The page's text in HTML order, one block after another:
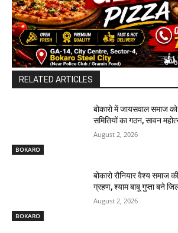
RELATED ARTICLES
BOKARO
बोकारो में जायसवाल समाज
समितियों का गठन, सावन
August 2, 2026
BOKARO
बोकारो रौनियार वैश्य समाज
ग्रहण, श्याम बाबू गुप्ता बने
August 2, 2026